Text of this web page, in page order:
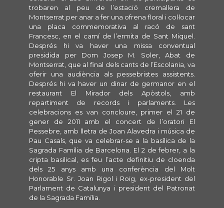
trobaren al peu de l’estació cremallera de
Montserrat per anar a fer una ofrena floral i col·locar
una placa commemorativa al racó de sant
Francesc, en el camí de l’ermita de Sant Miquel.
Després hi va haver una missa conventual
presidida per Dom Josep M. Soler, Abat de
Montserrat, que al final dels cants de l’Escolania, va
oferir una audiència als pessebristes assistents.
Després hi va haver un dinar de germanor en el
restaurant El Mirador dels Apòstols, amb
repartiment de records i parlaments. Les
celebracions es van concloure, primer el 21 de
gener de 2011 amb el concert de l’oratori El
Pessebre, amb lletra de Joan Alavedra i música de
Pau Casals, que va celebrar-se a la basílica de la
Sagrada Família de Barcelona. El 2 de febrer, a la
cripta basilical, es feu l’acte definitiu de cloenda
dels 25 anys amb una conferència del Molt
Honorable Sr. Joan Rigol i Roig, ex-president del
Parlament de Catalunya i president del Patronat
de la Sagrada Família.